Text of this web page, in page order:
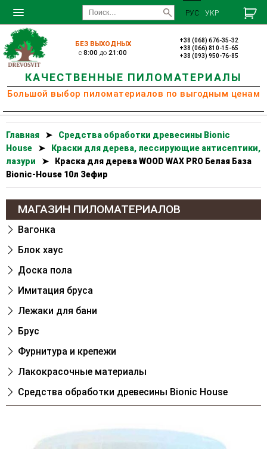
РУС УКР
БЕЗ ВЫХОДНЫХ
c8:00 до21:00
+38 (068) 676-35-32
+38 (066) 810-15-65
+38 (093) 950-76-85
КАЧЕСТВЕННЫЕ ПИЛОМАТЕРИАЛЫ
Большой выбор пиломатериалов по выгодным ценам
Главная ➤
Cредства обработки древесины Bionic
House
➤
Краски для дерева, лессирующие антисептики,
лазури
➤
Краска для дерева WOOD WAX PRO Белая База
Bionic-House 10л Зефир
МАГАЗИН ПИЛОМАТЕРИАЛОВ
Вагонка
Блок хаус
Доска пола
Имитация бруса
Лежаки для бани
Брус
Фурнитура и крепежи
Лакокрасочные материалы
Cредства обработки древесины Bionic House